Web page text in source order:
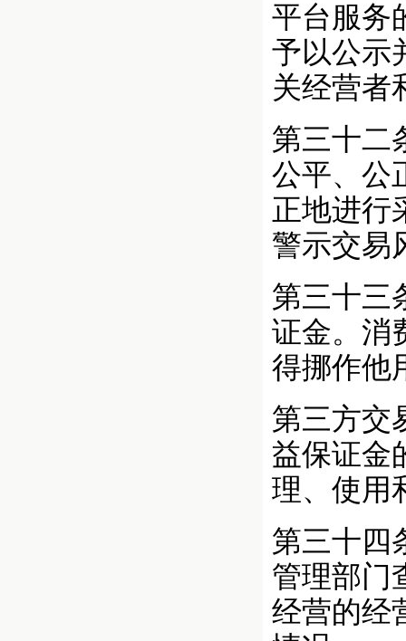
平台服务
予以公示
关经营者
第三十二
公平、公
正地进行
警示交易
第三十三
证金。消
得挪作他
第三方交
益保证金
理、使用
第三十四
管理部门
经营的经